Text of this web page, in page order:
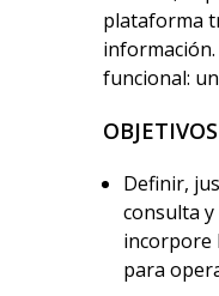
plataforma
funcional:
OBJETIVOS
Definir,
consulta y
incorpore
para